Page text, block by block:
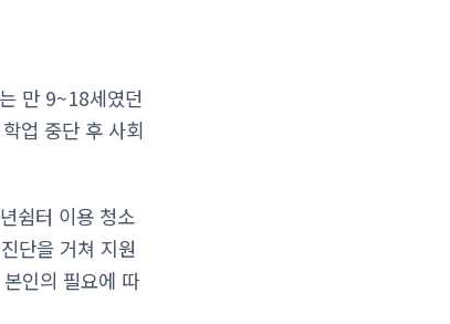
만 9~18세였던
업 중단 후 사회
쉼터 이용 청소
단을 거쳐 지원
인의 필요에 따